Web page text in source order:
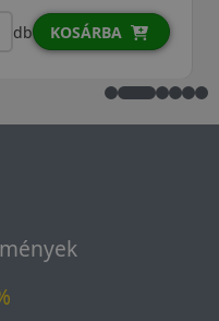
db KOSÁRBA